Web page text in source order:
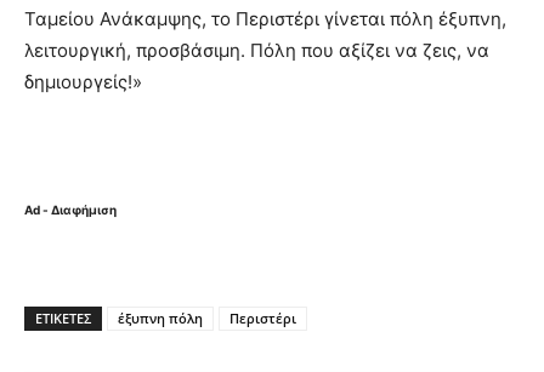
Ταμείου Ανάκαμψης, το Περιστέρι γίνεται πόλη έξυπνη,
λειτουργική, προσβάσιμη. Πόλη που αξίζει να ζεις, να
δημιουργείς!»
Ad - Διαφήμιση
ΕΤΙΚΈΤΕΣ έξυπνη πόλη Περιστέρι